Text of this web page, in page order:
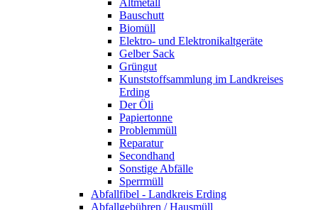
Altmetall
Bauschutt
Biomüll
Elektro- und Elektronikaltgeräte
Gelber Sack
Grüngut
Kunststoffsammlung im Landkreises
Erding
Der Öli
Papiertonne
Problemmüll
Reparatur
Secondhand
Sonstige Abfälle
Sperrmüll
Abfallfibel - Landkreis Erding
Abfallgebühren / Hausmüll